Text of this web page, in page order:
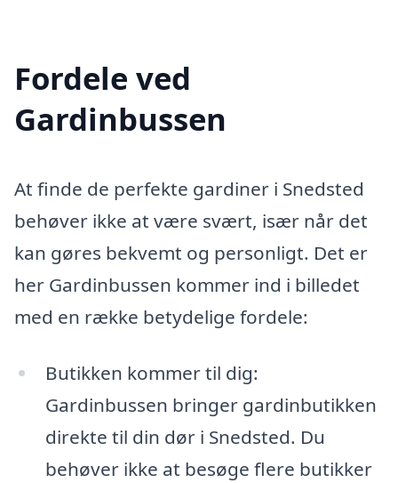
Fordele ved
Gardinbussen
At finde de perfekte gardiner i Snedsted
behøver ikke at være svært, især når det
kan gøres bekvemt og personligt. Det er
her Gardinbussen kommer ind i billedet
med en række betydelige fordele:
Butikken kommer til dig:
Gardinbussen bringer gardinbutikken
direkte til din dør i Snedsted. Du
behøver ikke at besøge flere butikker